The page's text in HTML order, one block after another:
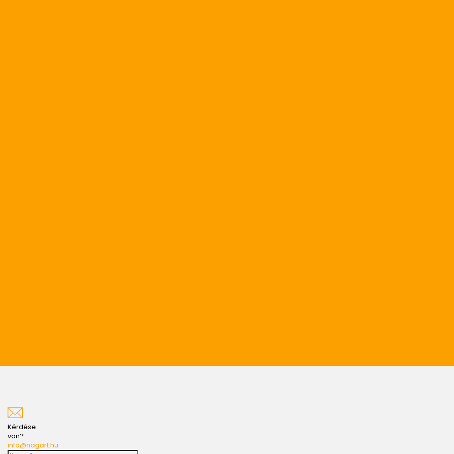
Kérdése
van?
info@nagart.hu